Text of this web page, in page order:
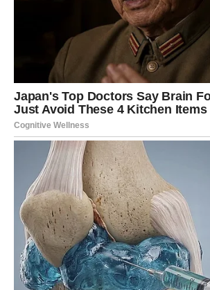
Predmet u pitanju je par minijaturnih Gucci
Nadica Ademov, porijeklom iz Makedonije,
godine, afirmaciju je stekla sudjelovanjem u